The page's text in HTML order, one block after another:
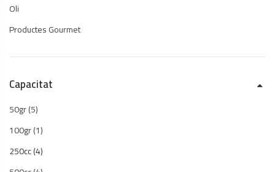
Oli
Productes Gourmet
Capacitat
50gr(5)
100gr(1)
250cc(4)